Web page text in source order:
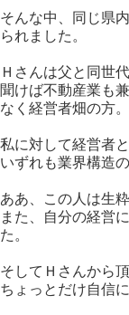
そんな中、同じ県
られました。
Ｈさんは父と同世
聞けば不動産業も
なく経営者畑の方。
私に対して経営者
いずれも業界構造
ああ、この人は生
また、自分の経営
た。
そしてＨさんから
ちょっとだけ自信